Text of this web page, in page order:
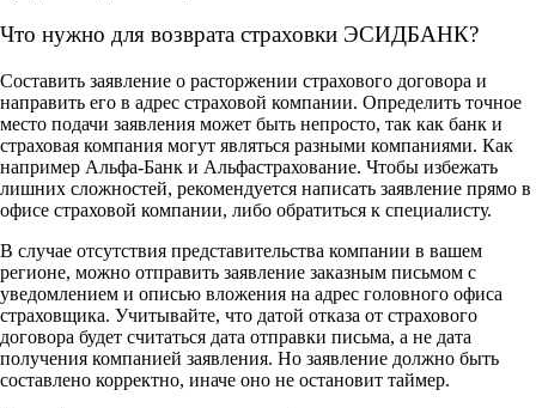
Что нужно для возврата страховки ЭСИДБАНК?
Составить заявление о расторжении страхового договора и
направить его в адрес страховой компании. Определить точное
место подачи заявления может быть непросто, так как банк и
страховая компания могут являться разными компаниями. Как
например Альфа-Банк и Альфастрахование. Чтобы избежать
лишних сложностей, рекомендуется написать заявление прямо в
офисе страховой компании, либо обратиться к специалисту.
В случае отсутствия представительства компании в вашем
регионе, можно отправить заявление заказным письмом с
уведомлением и описью вложения на адрес головного офиса
страховщика. Учитывайте, что датой отказа от страхового
договора будет считаться дата отправки письма, а не дата
получения компанией заявления. Но заявление должно быть
составлено корректно, иначе оно не остановит таймер.